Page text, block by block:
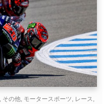
その他 モータースポーツ レース